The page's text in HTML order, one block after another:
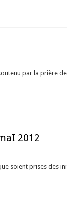
par la prière
2012
soient prises des